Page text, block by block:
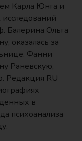
Карла Юнга и
исследований
Балерина Ольга
оказалась за
Фанни
Раневскую,
Редакция RU
в
психоанализа